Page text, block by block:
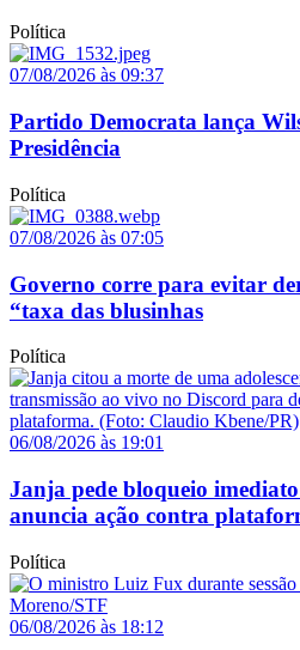
Política
07/08/2026 às 09:37
Partido Democrata lança
Presidência
Política
07/08/2026 às 07:05
Governo corre para evitar
“taxa das blusinhas
Política
06/08/2026 às 19:01
Janja pede bloqueio
anuncia ação contra
Política
06/08/2026 às 18:12